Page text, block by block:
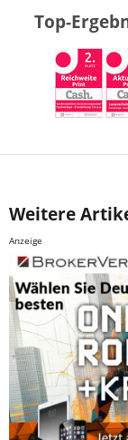
Top-
Weitere
Anzeige